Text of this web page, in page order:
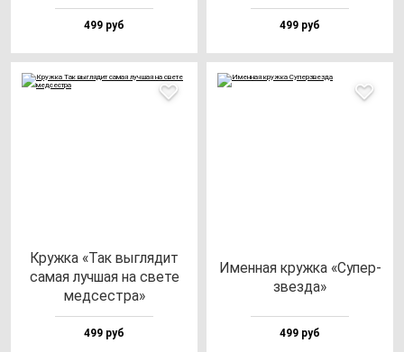
499 руб 499 руб
Круж­ка «Так выг­ля­дит
са­мая луч­шая на све­те
мед­сес­тра»
499 руб
Имен­ная круж­ка «Супер­
звез­да»
499 руб